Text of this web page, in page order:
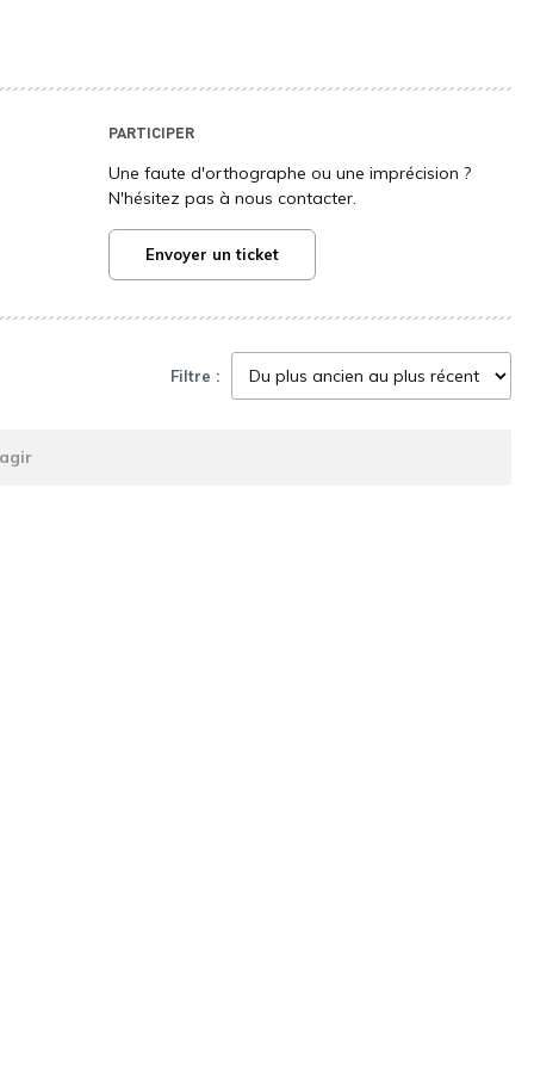
PARTICIPER
Une faute d'orthographe ou une imprécision ?
N'hésitez pas à nous contacter.
Envoyer un ticket
Filtre :